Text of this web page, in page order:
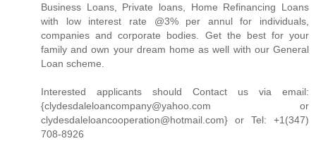
Business Loans, Private loans, Home Refinancing Loans
with low interest rate @3% per annul for individuals,
companies and corporate bodies. Get the best for your
family and own your dream home as well with our General
Loan scheme.
Interested applicants should Contact us via email:
{clydesdaleloancompany@yahoo.com or
clydesdaleloancooperation@hotmail.com} or Tel: +1(347)
708-8926